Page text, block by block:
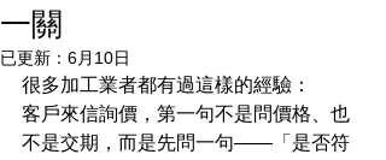
一關
已更新： 6月10日
很多加工業者都有過這樣的經驗：
客戶來信詢價，第一句不是問價格、也
不是交期，而是先問一句——「是否符